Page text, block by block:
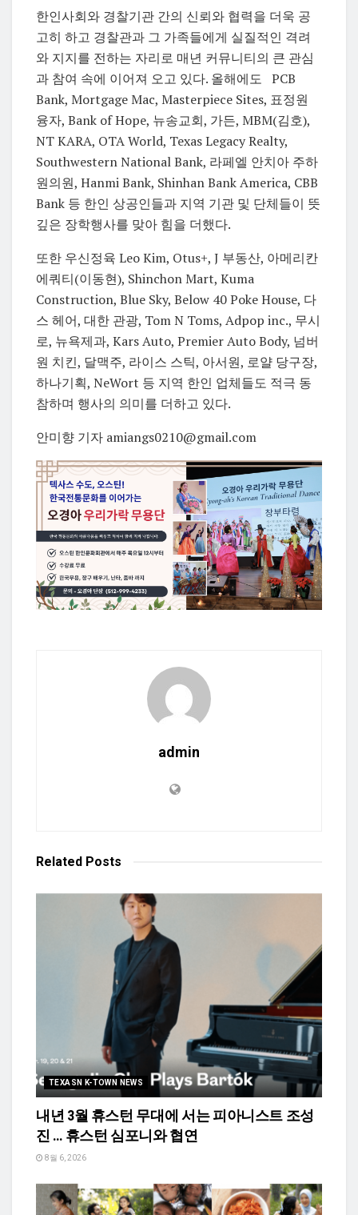
한인사회와 경찰기관 간의 신뢰와 협력을 더욱 공
고히 하고 경찰관과 그 가족들에게 실질적인 격려
와 지지를 전하는 자리로 매년 커뮤니티의 큰 관심
과 참여 속에 이어져 오고 있다. 올해에도 PCB
Bank, Mortgage Mac, Masterpiece Sites, 표정원
융자, Bank of Hope, 뉴송교회, 가든, MBM(김호),
NT KARA, OTA World, Texas Legacy Realty,
Southwestern National Bank, 라페엘 안치아 주하
원의원, Hanmi Bank, Shinhan Bank America, CBB
Bank 등 한인 상공인들과 지역 기관 및 단체들이 뜻
깊은 장학행사를 맞아 힘을 더했다.
또한 우신정육 Leo Kim, Otus+, J 부동산, 아메리칸
에쿼티(이동현), Shinchon Mart, Kuma
Construction, Blue Sky, Below 40 Poke House, 다
스 헤어, 대한 관광, Tom N Toms, Adpop inc., 무시
로, 뉴욕제과, Kars Auto, Premier Auto Body, 넘버
원 치킨, 달맥주, 라이스 스틱, 아서원, 로얄 당구장,
하나기획, NeWort 등 지역 한인 업체들도 적극 동
참하며 행사의 의미를 더하고 있다.
안미향 기자 amiangs0210@gmail.com
admin
Related Posts
TEXASN K-TOWN NEWS
내년 3월 휴스턴 무대에 서는 피아니스트 조성
진 … 휴스턴 심포니와 협연
8월 6, 2026